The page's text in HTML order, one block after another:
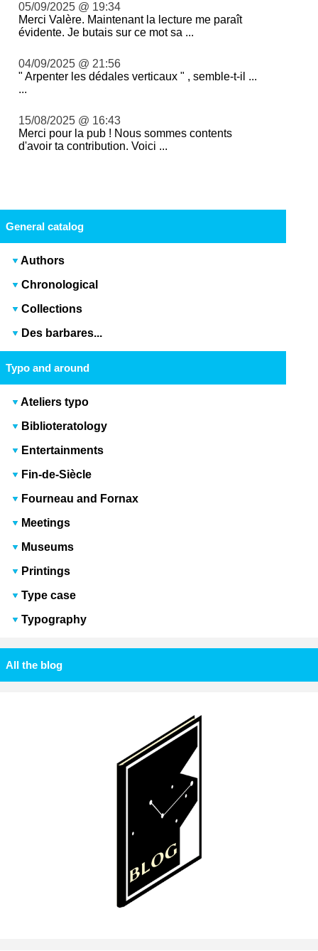
05/09/2025 @ 19:34
Merci Valère. Maintenant la lecture me paraît
évidente. Je butais sur ce mot sa ...
04/09/2025 @ 21:56
" Arpenter les dédales verticaux " , semble-t-il ...
...
15/08/2025 @ 16:43
Merci pour la pub ! Nous sommes contents
d'avoir ta contribution. Voici ...
General catalog
Authors
Chronological
Collections
Des barbares...
Typo and around
Ateliers typo
Biblioteratology
Entertainments
Fin-de-Siècle
Fourneau and Fornax
Meetings
Museums
Printings
Type case
Typography
All the blog